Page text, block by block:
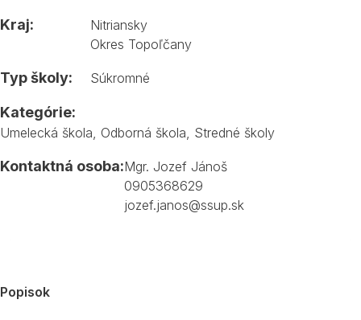
Kraj:
Nitriansky
Okres Topoľčany
Typ školy: Súkromné
Kategórie:
Umelecká škola Odborná škola Stredné školy
Kontaktná osoba:Mgr. Jozef Jánoš
0905368629
jozef.janos@ssup.sk
Popisok